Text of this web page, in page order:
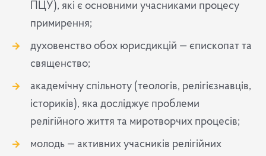
ПЦУ), які є основними учасниками процесу
примирення;
духовенство обох юрисдикцій — єпископат та
священство;
академічну спільноту (теологів, релігієзнавців,
істориків), яка досліджує проблеми
релігійного життя та миротворчих процесів;
молодь — активних учасників релігійних